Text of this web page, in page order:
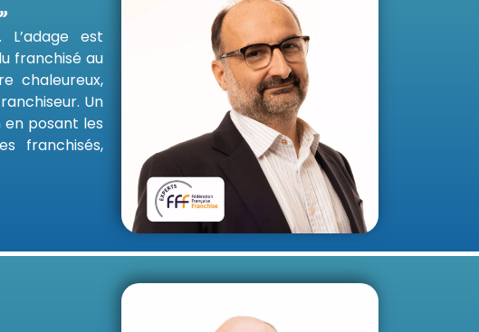
est
franchisé au
chaleureux,
Un
posant les
franchisés,